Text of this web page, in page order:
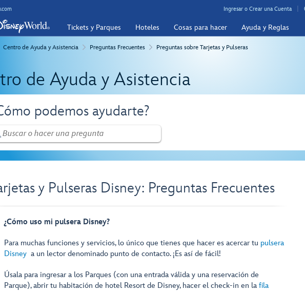
Ingresar o Crear una Cuenta
Tickets y Parques Hoteles Cosas para hacer Ayuda y Reglas
Centro de Ayuda y Asistencia Preguntas Frecuentes Preguntas sobre Tarjetas y Pulseras
de Ayuda y Asistencia
podemos ayudarte?
y Pulseras Disney: Preguntas Frecuentes
¿Cómo uso mi pulsera Disney?
Para muchas funciones y servicios, lo único que tienes que hacer es acercar tu pulsera
Disney a un lector denominado punto de contacto. ¡Es así de fácil!
Úsala para ingresar a los Parques (con una entrada válida y una reservación de
Parque), abrir tu habitación de hotel Resort de Disney, hacer el check-in en la fila